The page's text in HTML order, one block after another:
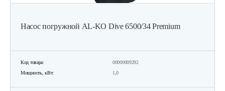
Насос погружной AL-KO Dive 6500/34 Premium
Код товара:
00000009292
Мощность, кВт:
1,0